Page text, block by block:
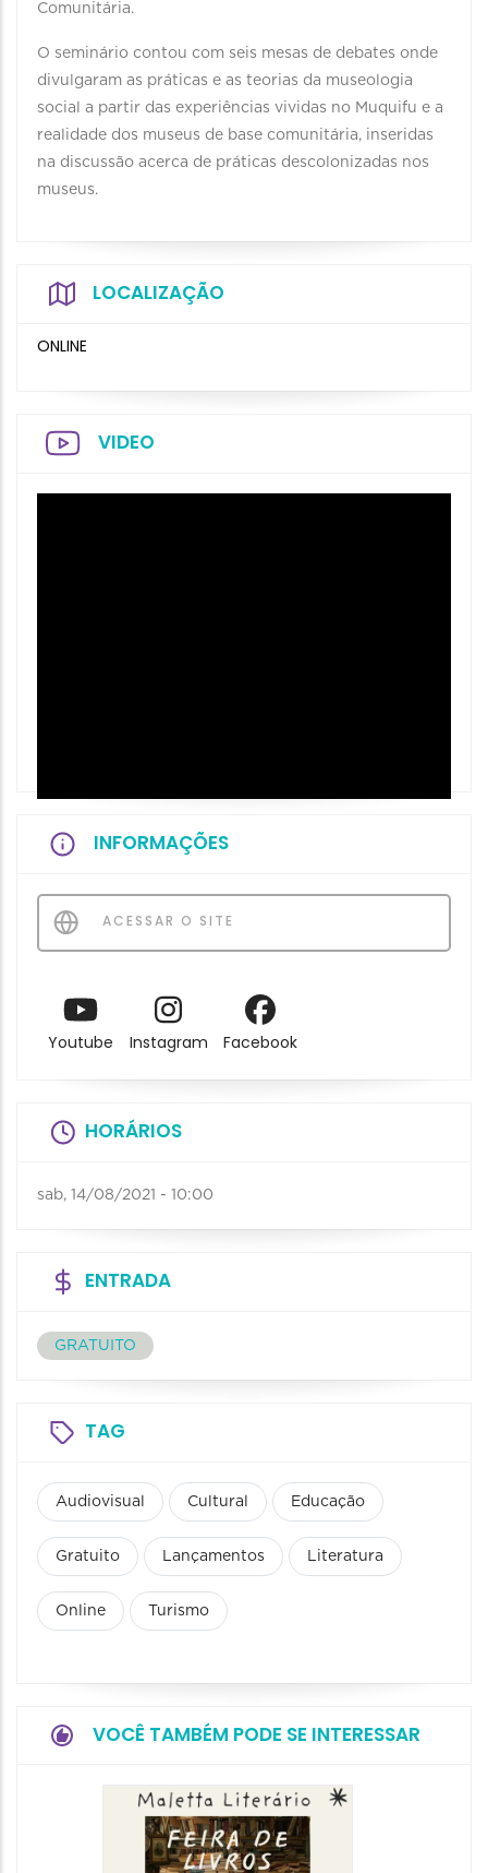
Comunitária.
O seminário contou com seis mesas de debates onde
divulgaram as práticas e as teorias da museologia
social a partir das experiências vividas no Muquifu e a
realidade dos museus de base comunitária, inseridas
na discussão acerca de práticas descolonizadas nos
museus.
LOCALIZAÇÃO
ONLINE
VIDEO
INFORMAÇÕES
ACESSAR O SITE
Youtube Instagram Facebook
HORÁRIOS
sab, 14/08/2021 - 10:00
ENTRADA
GRATUITO
TAG
Audiovisual Cultural Educação
Gratuito Lançamentos Literatura
Online Turismo
VOCÊ TAMBÉM PODE SE INTERESSAR